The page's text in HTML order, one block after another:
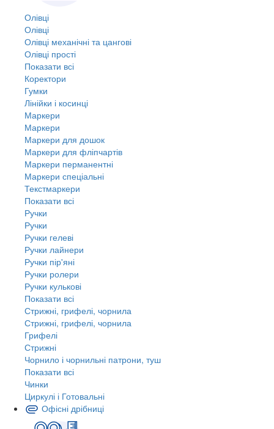
Олівці
Олівці
Олівці механічні та цангові
Олівці прості
Показати всі
Коректори
Гумки
Лінійки і косинці
Маркери
Маркери
Маркери для дошок
Маркери для фліпчартів
Маркери перманентні
Маркери спеціальні
Текстмаркери
Показати всі
Ручки
Ручки
Ручки гелеві
Ручки лайнери
Ручки пір'яні
Ручки ролери
Ручки кулькові
Показати всі
Стрижні, грифелі, чорнила
Стрижні, грифелі, чорнила
Грифелі
Стрижні
Чорнило і чорнильні патрони, туш
Показати всі
Чинки
Циркулі і Готовальні
Офісні дрібниці